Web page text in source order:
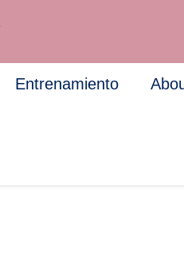
Entrenamiento